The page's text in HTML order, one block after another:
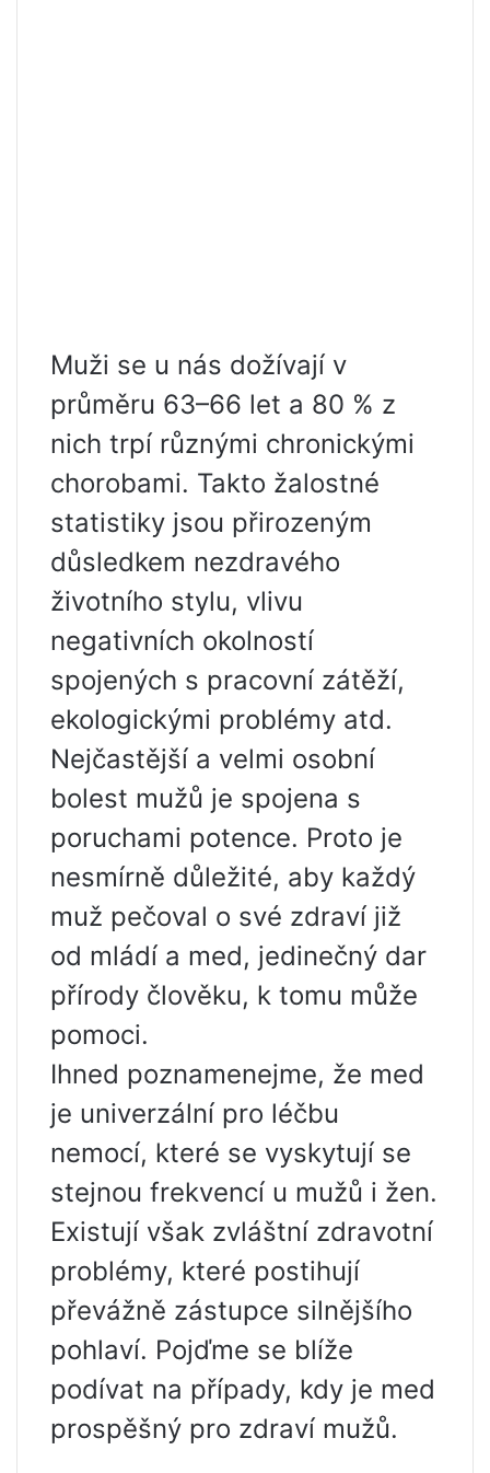
Muži se u nás dožívají v
průměru 63–66 let a 80 % z
nich trpí různými chronickými
chorobami. Takto žalostné
statistiky jsou přirozeným
důsledkem nezdravého
životního stylu, vlivu
negativních okolností
spojených s pracovní zátěží,
ekologickými problémy atd.
Nejčastější a velmi osobní
bolest mužů je spojena s
poruchami potence. Proto je
nesmírně důležité, aby každý
muž pečoval o své zdraví již
od mládí a med, jedinečný dar
přírody člověku, k tomu může
pomoci.
Ihned poznamenejme, že med
je univerzální pro léčbu
nemocí, které se vyskytují se
stejnou frekvencí u mužů i žen.
Existují však zvláštní zdravotní
problémy, které postihují
převážně zástupce silnějšího
pohlaví. Pojďme se blíže
podívat na případy, kdy je med
prospěšný pro zdraví mužů.